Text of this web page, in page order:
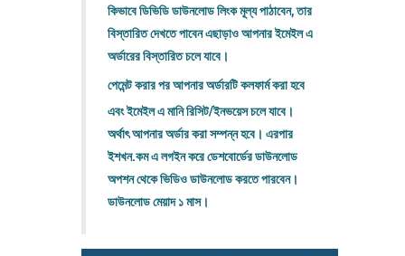
কিভাবে ডিভিডি ডাউনলোড লিংক মূল্য পাঠাবেন, তার
বিস্তারিত দেখতে পাবেন এছাড়াও আপনার ইমেইল এ
অর্ডারের বিস্তারিত চলে যাবে।
পেমেন্ট করার পর আপনার অর্ডারটি কলফার্ম করা হবে
এবং ইমেইল এ মানি রিসিট/ইনভয়েস চলে যাবে।
অর্থাৎ আপনার অর্ডার করা সম্পন্ন হবে। এরপার
ইশখন.কম এ লগইন করে ডেশবোর্ডের ডাউনলোড
অপশন থেকে ভিডিও ডাউনলোড করতে পারবেন।
ডাউনলোড মেয়াদ ১ মাস।